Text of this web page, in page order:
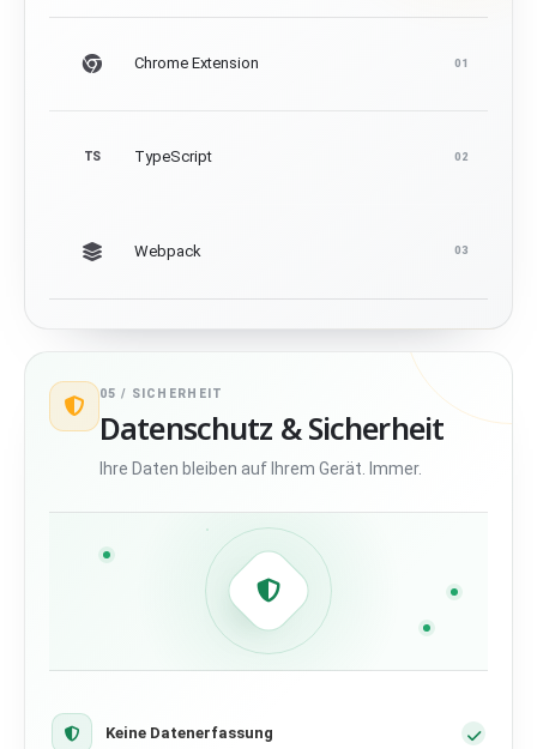
Chrome Extension 01
TS TypeScript 02
Webpack 03
05 / SICHERHEIT
Datenschutz & Sicherheit
Ihre Daten bleiben auf Ihrem Gerät. Immer.
Keine Datenerfassung